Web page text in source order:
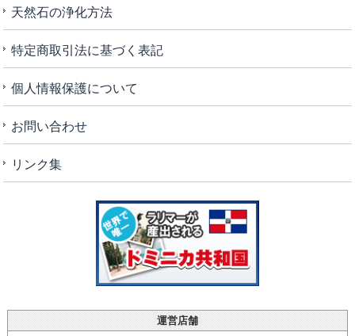
天然石の浄化方法
特定商取引法に基づく表記
個人情報保護について
お問い合わせ
リンク集
運営店舗